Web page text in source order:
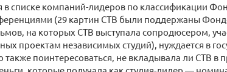
списке компаний-лидеров по классификации
(29 картин СТВ были поддержаны
на которых СТВ выступала сопродюсером,
проектам независимых студий), нуждается в
поинтересоваться, не вкладывала ли СТВ в